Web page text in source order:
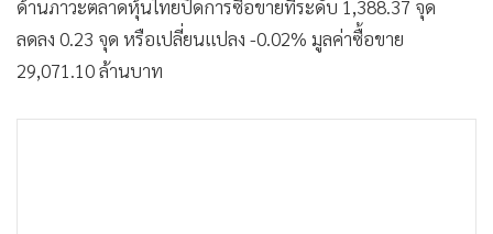
ด้านภาวะตลาดหุ้นไทยปิดการซื้อขายที่ระดับ 1,388.37 จุด
ลดลง 0.23 จุด หรือเปลี่ยนแปลง -0.02% มูลค่าซื้อขาย
29,071.10 ล้านบาท